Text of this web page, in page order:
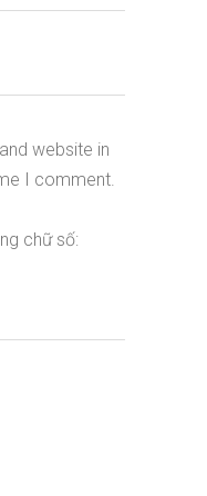
website in
I comment.
chữ số: